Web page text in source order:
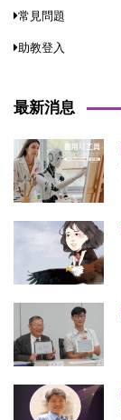
常見問題
助教登入
最新消息